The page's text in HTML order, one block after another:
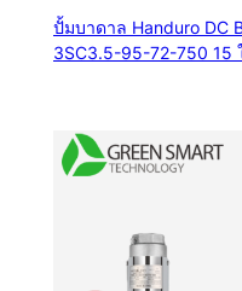
ปั้มบาดาล Handuro DC
3SC3.5-95-72-750 15